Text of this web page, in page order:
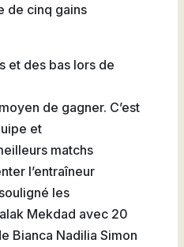
de cinq gains
et des bas lors de
de gagner. C’est
et
matchs
l’entraîneur
les
Mekdad avec 20
Bianca Nadilia Simon